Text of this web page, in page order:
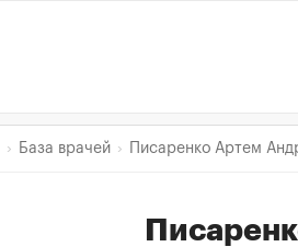
База врачей Писаренко Артем